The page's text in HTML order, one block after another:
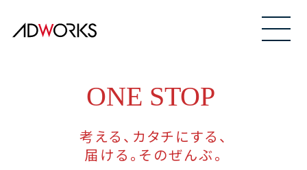
考える、カタチにする、
届ける。そのぜんぶ。